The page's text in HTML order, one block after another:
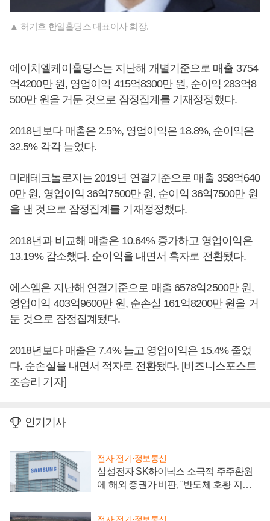
▲ 허기호 한일홀딩스 대표이사 회장.
에이치엘케이홀딩스는 지난해 개별기준으로 매출 3754
억4200만 원, 영업이익 415억8300만 원, 순이익 283억8
500만 원을 거둔 것으로 잠정집계를 기재정정했다.
2018년보다 매출은 2.5%, 영업이익은 18.8%, 순이익은
32.5% 각각 늘었다.
미래테크놀로지는 2019년 연결기준으로 매출 358억640
0만 원, 영업이익 36억7500만 원, 순이익 36억7500만 원
을 낸 것으로 잠정집계를 기재정정했다.
2018년과 비교해 매출은 10.64% 증가하고 영업이익은
13.19% 감소했다. 순이익을 내면서 흑자로 전환됐다.
에스엠은 지난해 연결기준으로 매출 6578억2500만 원,
영업이익 403억9600만 원, 순손실 161억8200만 원을 거
둔 것으로 잠정집계됐다.
2018년보다 매출은 7.4% 늘고 영업이익은 15.4% 줄었
다. 순손실을 내면서 적자로 전환됐다. [비즈니스포스트
조승리 기자]
인기기사
전자·전기·정보통신
삼성전자 SK하이닉스 소극적 주주환원
에 해외 증권가 비판, "반도체 호황 지속